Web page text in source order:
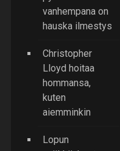
vanhempana on
hauska ilmestys
Christopher
Lloyd hoitaa
hommansa,
kuten
aiemminkin
Lopun